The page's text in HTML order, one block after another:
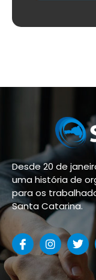
Desde 20 de
uma história de
para os
Santa Catarina.